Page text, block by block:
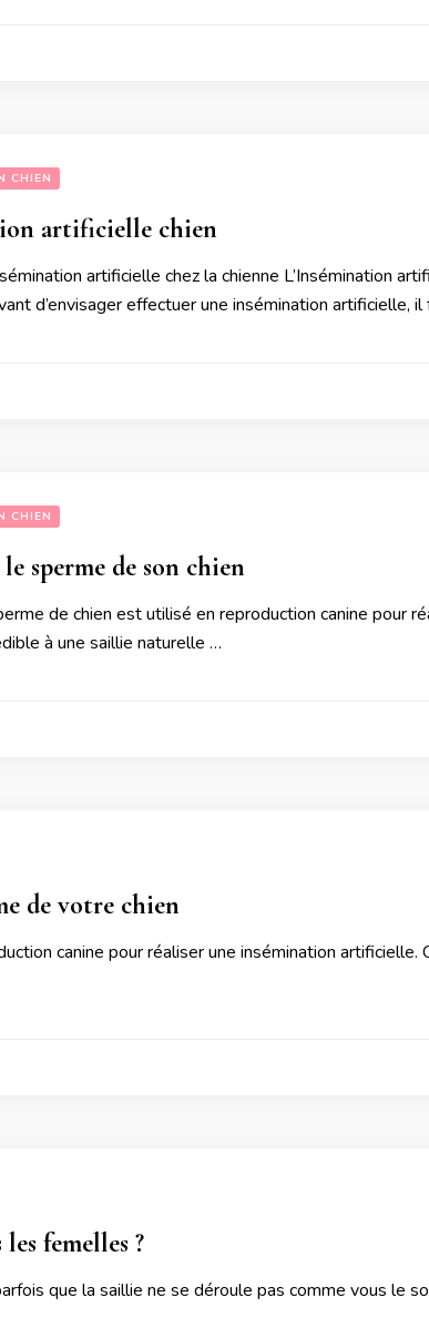
CHIEN
artificielle chien
artificielle chez la chienne L’Insémination
d’envisager effectuer une insémination artificielle,
CHIEN
sperme de son chien
de chien est utilisé en reproduction canine pour
à une saillie naturelle …
de votre chien
canine pour réaliser une insémination
femelles ?
que la saillie ne se déroule pas comme vous le